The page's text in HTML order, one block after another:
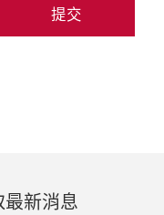
提交
新消息